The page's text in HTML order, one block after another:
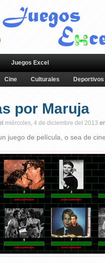
Juegos Excel
Cine Culturales Deportivos
por Maruja
miércoles, 4 de diciembre del 2013
juego de película, o sea de